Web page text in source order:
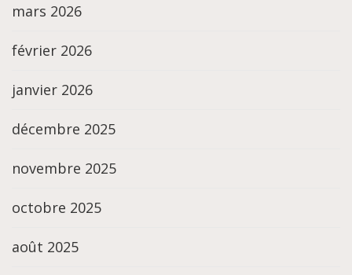
mars 2026
février 2026
janvier 2026
décembre 2025
novembre 2025
octobre 2025
août 2025